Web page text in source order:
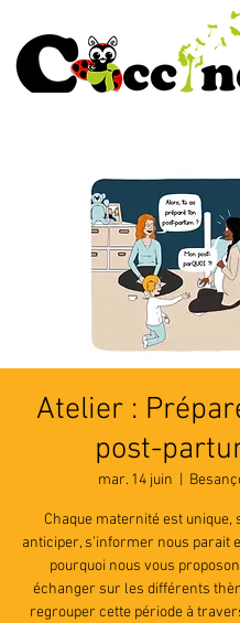
Atelier :
post-
mar. 14 juin
Chaque maternité est unique,
anticiper, s’informer nous parait
pourquoi nous vous
échanger sur les différents
regrouper cette période à